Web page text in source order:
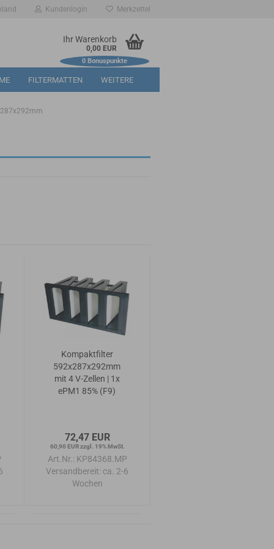
Kundenlogin Merkzettel
Ihr Warenkorb
0,00 EUR
0Bonuspunkte
FILTERMATTEN WEITERE
Kompaktfilter
592x287x292mm
mit 4 V-Zellen | 1x
ePM1 85% (F9)
72,47 EUR
60,90 EUR zzgl. 19% MwSt.
Art.Nr.: KP84368.MP
Versandbereit: ca. 2-6
Wochen